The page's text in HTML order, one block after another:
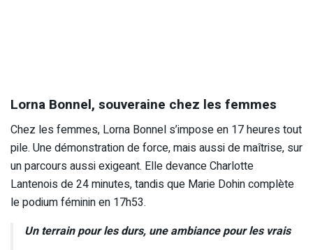
Lorna Bonnel, souveraine chez les femmes
Chez les femmes, Lorna Bonnel s’impose en 17 heures tout
pile. Une démonstration de force, mais aussi de maîtrise, sur
un parcours aussi exigeant. Elle devance Charlotte
Lantenois de 24 minutes, tandis que Marie Dohin complète
le podium féminin en 17h53.
Un terrain pour les durs, une ambiance pour les vrais